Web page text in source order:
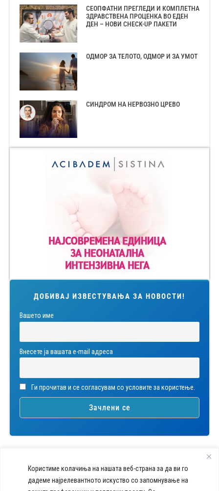
Користиме колачиња на нашата веб-страна за да ви го
дадеме најрелевантното искуство со запомнување на
СЕОПФАТНИ ПРЕГЛЕДИ И КОМПЛЕТНА
ЗДРАВСТВЕНА ПРОЦЕНКА ВО ЕДЕН
ДЕН – НОВИ CHECK-UP ПАКЕТИ
ОДМОР ЗА ТЕЛОТО, ОДМОР И ЗА УМОТ
СИНДРОМ НА НЕРВОЗНО ЦРЕВО
ДОБИВАЈ ИЗВЕСТУВАЊА ЗА НОВОСТИ!
Вашето име
Внесете ја вашата е-mail адреса
Ги прочитав и се согласувам со условите за користење.